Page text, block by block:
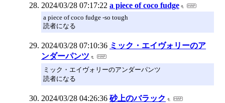
2024/03/28 07:17:22 a piece of coco fudge
a piece of coco fudge -so tough
読者になる
2024/03/28 07:10:36 ミック・エイヴォリーのア
ンダーパンツ
ミック・エイヴォリーのアンダーパンツ
読者になる
2024/03/28 04:26:36 砂上のバラック